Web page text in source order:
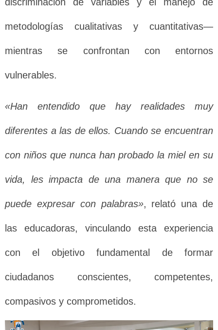
metodologías cualitativas y cuantitativas—
mientras se confrontan con entornos
vulnerables.
«Han entendido que hay realidades muy
diferentes a las de ellos. Cuando se encuentran
con niños que nunca han probado la miel en su
vida, les impacta de una manera que no se
puede expresar con palabras», relató una de
las educadoras, vinculando esta experiencia
con el objetivo fundamental de formar
ciudadanos conscientes, competentes,
compasivos y comprometidos.